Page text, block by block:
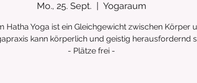
Mo., 25. Sept.
  |
Yogaraum
Hatha Yoga ist ein Gleichgewicht zwischen Körper
kann körperlich und geistig herausfordernd